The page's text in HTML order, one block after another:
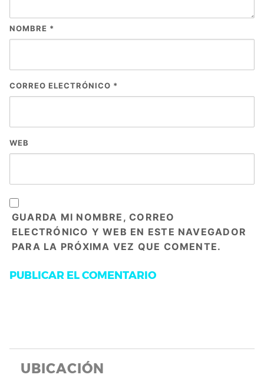
NOMBRE *
CORREO ELECTRÓNICO *
WEB
GUARDA MI NOMBRE, CORREO
ELECTRÓNICO Y WEB EN ESTE NAVEGADOR
PARA LA PRÓXIMA VEZ QUE COMENTE.
UBICACIÓN